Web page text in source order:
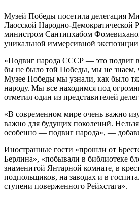
Музей Победы посетила делегация
Лаосской Народно-Демократической
министром Сантипхабом
уникальной иммерсивной
«Подвиг народа СССР — это подвиг
бы не было той Победы, мы не знаем,
Музее Победы мы узнали, как было
народу. Мы все находимся под
отметил один из представителей
«В современном мире очень важно
важно для будущих поколений.
особенно — подвиг народа», —
Иностранные гости «прошли от
Берлина», «побывали в библиотеке
знаменитой Янтарной комнате, в
подпольщиков, на заводах и в
ступени поверженного Рейхстага».